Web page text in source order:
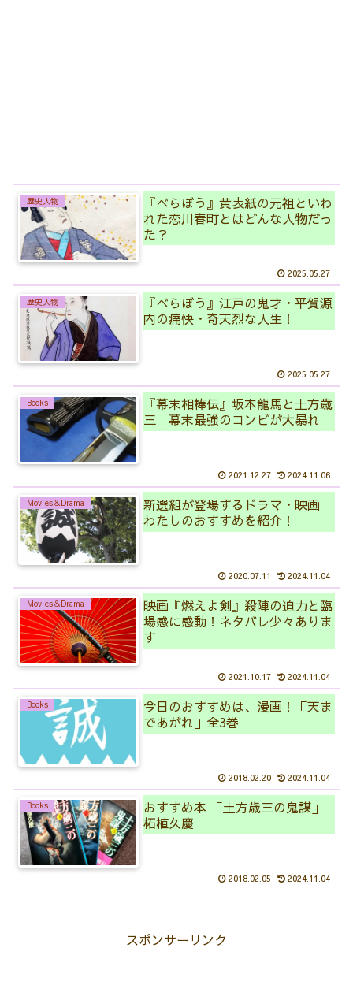
歴史人物
『べらぼう』黄表紙の元祖といわ
れた恋川春町とはどんな人物だっ
た？
2025.05.27
歴史人物
『べらぼう』江戸の鬼才・平賀源
内の痛快・奇天烈な人生！
2025.05.27
Books
『幕末相棒伝』坂本龍馬と土方歳
三 幕末最強のコンビが大暴れ
2021.12.27 2024.11.06
Movies＆Drama
新選組が登場するドラマ・映画
わたしのおすすめを紹介！
2020.07.11 2024.11.04
Movies＆Drama
映画『燃えよ剣』殺陣の迫力と臨
場感に感動！ネタバレ少々ありま
す
2021.10.17 2024.11.04
Books
今日のおすすめは、漫画！「天ま
であがれ」全3巻
2018.02.20 2024.11.04
Books
おすすめ本 「土方歳三の鬼謀」
柘植久慶
2018.02.05 2024.11.04
スポンサーリンク